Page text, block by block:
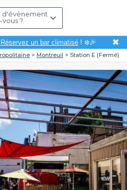
d'évènement
?
Réservez un bar climatisé! ❄️🎉 ✖
Montreuil Station E (Fermé)